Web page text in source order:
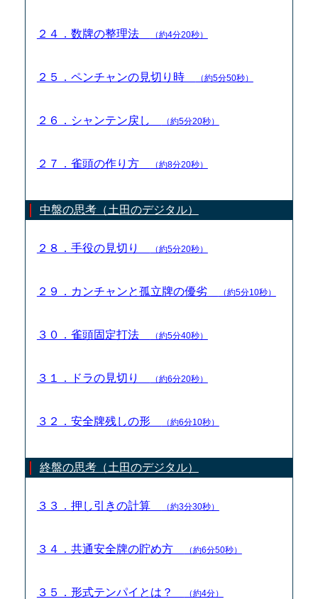
２４．数牌の整理法 （約4分20秒）
２５．ペンチャンの見切り時 （約5分50秒）
２６．シャンテン戻し （約5分20秒）
２７．雀頭の作り方 （約8分20秒）
中盤の思考（土田のデジタル）
２８．手役の見切り （約5分20秒）
２９．カンチャンと孤立牌の優劣 （約5分10秒）
３０．雀頭固定打法 （約5分40秒）
３１．ドラの見切り （約6分20秒）
３２．安全牌残しの形 （約6分10秒）
終盤の思考（土田のデジタル）
３３．押し引きの計算 （約3分30秒）
３４．共通安全牌の貯め方 （約6分50秒）
３５．形式テンパイとは？ （約4分）